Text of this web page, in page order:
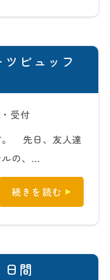
ビュッフ
受付
。 先日、友人達
ルの、…
続きを読む
間